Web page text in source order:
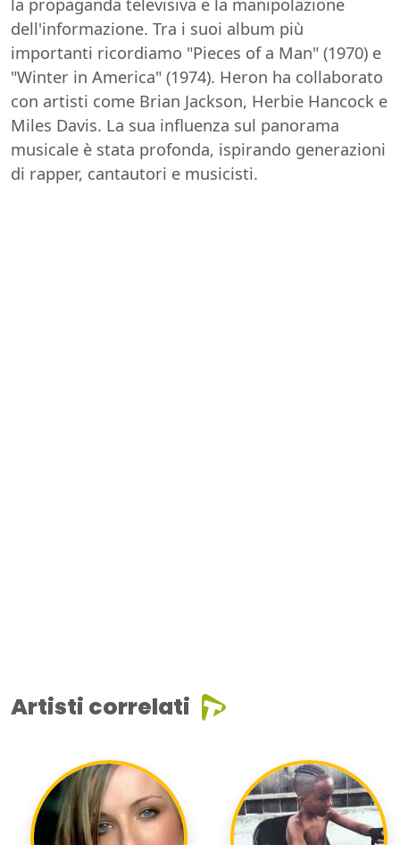
la propaganda televisiva e la manipolazione
dell'informazione. Tra i suoi album più
importanti ricordiamo "Pieces of a Man" (1970) e
"Winter in America" (1974). Heron ha collaborato
con artisti come Brian Jackson, Herbie Hancock e
Miles Davis. La sua influenza sul panorama
musicale è stata profonda, ispirando generazioni
di rapper, cantautori e musicisti.
Artisti correlati